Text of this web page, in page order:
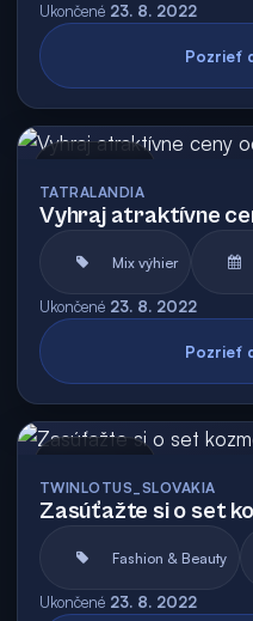
Ukončené 23. 8. 2022
Pozrieť
TATRALANDIA
Vyhraj atraktívne
Mix výhier
Ukončené 23. 8. 2022
Pozrieť
TWINLOTUS_SLOVAKIA
Zasúťažte si o set
Fashion & Beauty
Ukončené 23. 8. 2022